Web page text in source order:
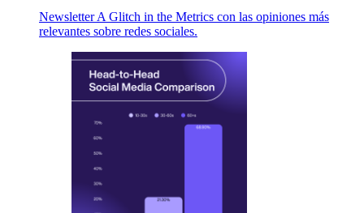
Newsletter A Glitch in the Metrics con las opiniones más
relevantes sobre redes sociales.